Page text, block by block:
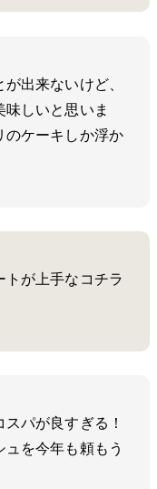
出来ないけど、
しいと思いま
のケーキしか浮か
が上手なコチラ
パが良すぎる！
を今年も頼もう